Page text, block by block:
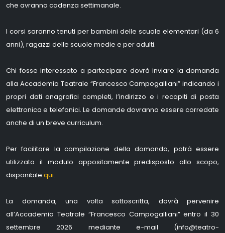
che avranno cadenza settimanale.
I corsi saranno tenuti per bambini delle scuole elementari (da 6
anni), ragazzi delle scuole medie e per adulti.
Chi fosse interessato a partecipare dovrà inviare la domanda
alla Accademia Teatrale “Francesco Campogalliani” indicando i
propri dati anagrafici completi, l’indirizzo e i recapiti di posta
elettronica e telefonici. Le domande dovranno essere corredate
anche di un breve curriculum.
Per facilitare la compilazione della domanda, potrà essere
utilizzato il modulo appositamente predisposto allo scopo,
disponibile qui.
La domanda, una volta sottoscritta, dovrà pervenire
all’Accademia Teatrale “Francesco Campogalliani” entro il 30
settembre 2026 mediante e-mail (info@teatro-